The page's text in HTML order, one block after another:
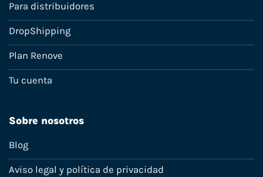
Para distribuidores
DropShipping
Plan Renove
Tu cuenta
Sobre nosotros
Blog
Aviso legal y política de privacidad